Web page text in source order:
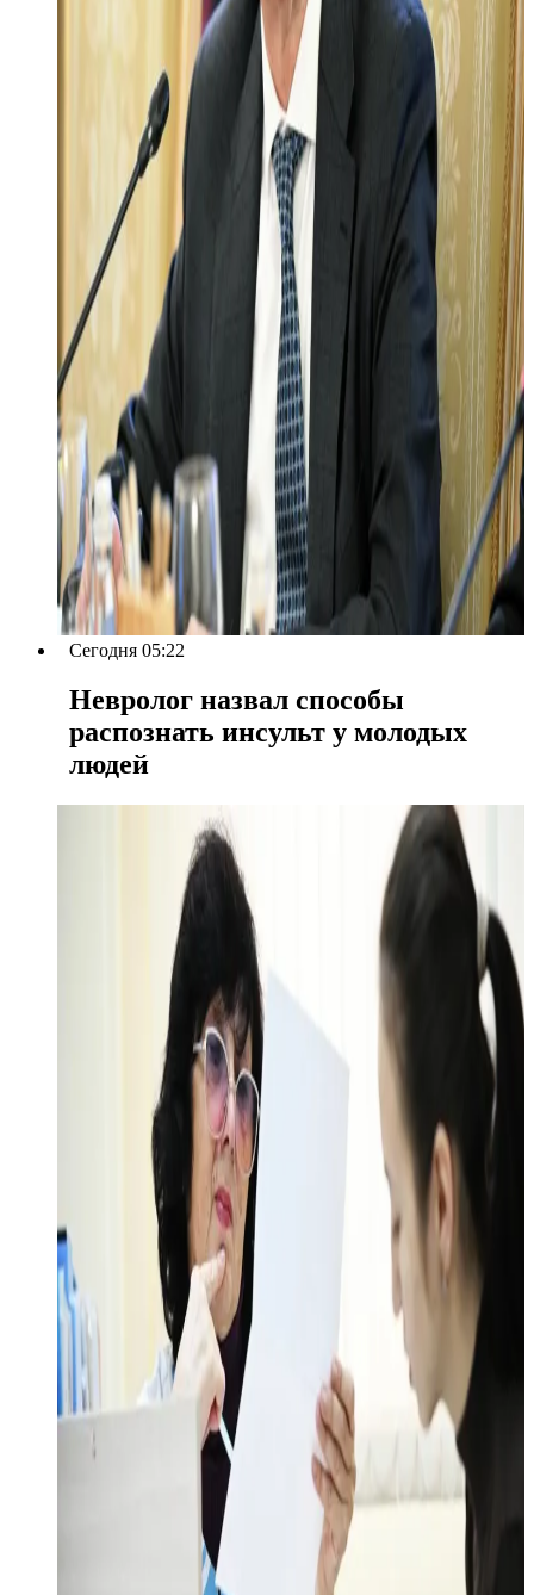
Сегодня 05:22
Невролог назвал способы
распознать инсульт у молодых
людей